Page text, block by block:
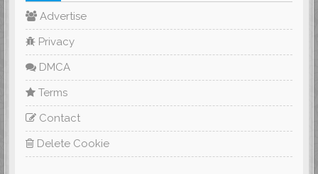
Advertise
Privacy
DMCA
Terms
Contact
Delete Cookie